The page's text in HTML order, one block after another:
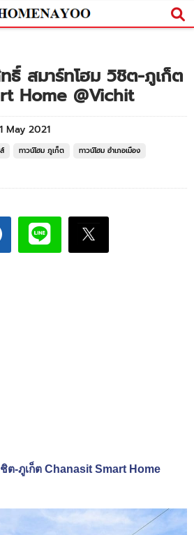
ธิ์ สมาร์ทโฮม วิชิต-ภูเก็ต
Home @Vichit
May 2021
ทาวน์โฮม ภูเก็ต
ทาวน์โฮม อำเภอเมือง
ต-ภูเก็ต Chanasit Smart Home